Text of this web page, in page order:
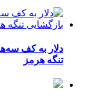
دلار به کف
تنگه هرمز